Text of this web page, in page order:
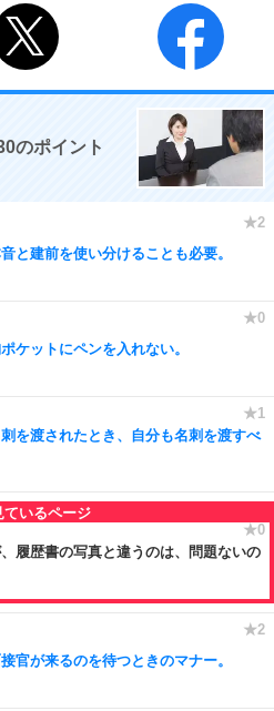
のポイント
と建前を使い分けることも必要。
ケットにペンを入れない。
を渡されたとき、自分も名刺を渡すべ
履歴書の写真と違うのは、問題ないの
官が来るのを待つときのマナー。